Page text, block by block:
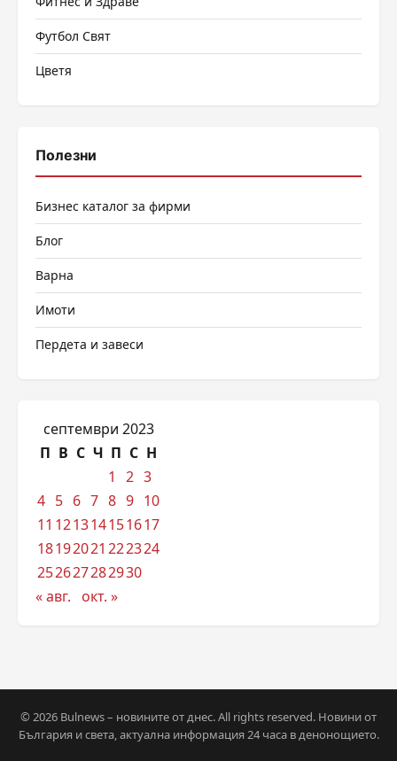
Футбол Свят
Цветя
Полезни
Бизнес каталог за фирми
Блог
Варна
Имоти
Пердета и завеси
септември 2023
П В С Ч П С Н
1
2 3
4 5 6 7 8 9 10
11 121314151617
18192021 222324
252627282930
« авг.
окт. »
© 2026 Bulnews – новините от днес. All rights reserved. Новини от
България и света, актуална информация 24 часа в денонощието.